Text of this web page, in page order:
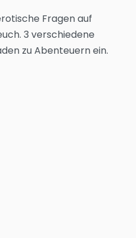
Fragen auf
3 verschiedene
zu Abenteuern ein.